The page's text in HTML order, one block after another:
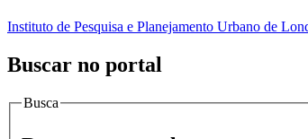
Instituto de Pesquisa e Planejamento Urbano de
Buscar no portal
Busca